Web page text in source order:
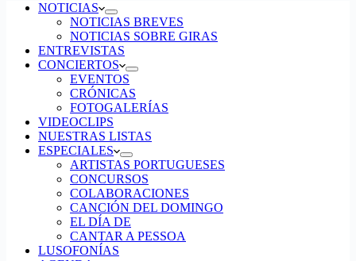
NOTICIAS
NOTICIAS BREVES
NOTICIAS SOBRE GIRAS
ENTREVISTAS
CONCIERTOS
EVENTOS
CRÓNICAS
FOTOGALERÍAS
VIDEOCLIPS
NUESTRAS LISTAS
ESPECIALES
ARTISTAS PORTUGUESES
CONCURSOS
COLABORACIONES
CANCIÓN DEL DOMINGO
EL DÍA DE
CANTAR A PESSOA
LUSOFONÍAS